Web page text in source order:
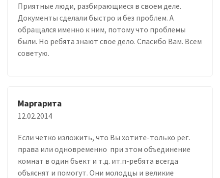
Приятные люди, разбирающиеся в своем деле.
Документы сделали быстро и без проблем. А
обращался именно к ним, потому что проблемы
были. Но ребята знают свое дело. Спасибо Вам. Всем
советую.
Маргарита
12.02.2014
Если четко изложить, что Вы хотите-только рег.
права или одновременно при этом объединение
комнат в один бъект и т.д. ит.п-ребята всегда
объяснят и помогут. Они молодцы и великие